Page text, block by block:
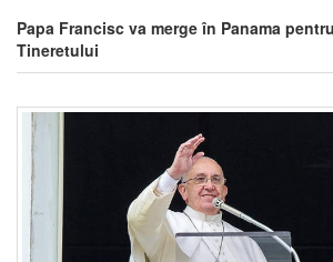
Papa Francisc va merge în Panama
Tineretului